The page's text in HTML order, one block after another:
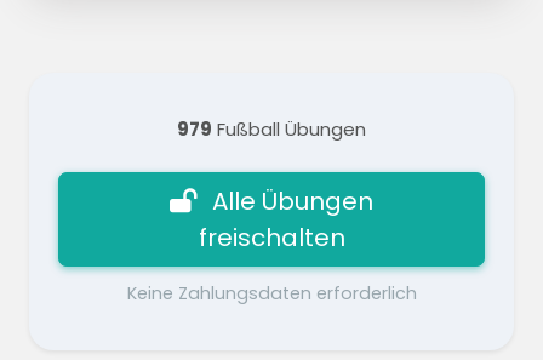
979 Fußball Übungen
Alle Übungen
freischalten
Keine Zahlungsdaten erforderlich